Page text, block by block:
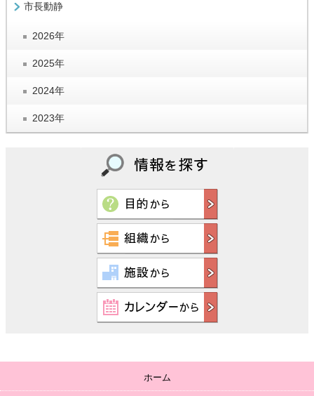
市長動静
2026年
2025年
2024年
2023年
ホーム